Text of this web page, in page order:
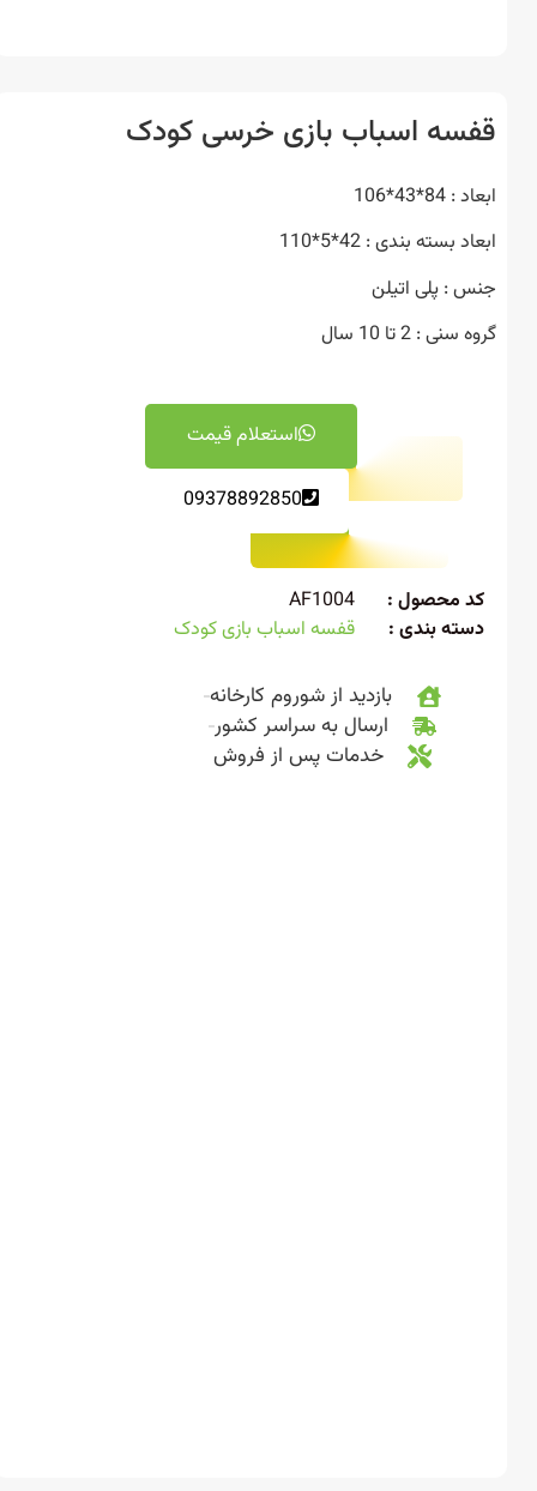
اسباب بازی خرسی کودک
بسته بندی : 42*5*110
: پلی اتیلن
: 2 تا 10 سال
استعلام قیمت
09378892850
محصول :
AF1004
بندی :
قفسه اسباب بازی کودک
بازدید از شوروم کارخانه
ارسال به سراسر کشور
خدمات پس از فروش